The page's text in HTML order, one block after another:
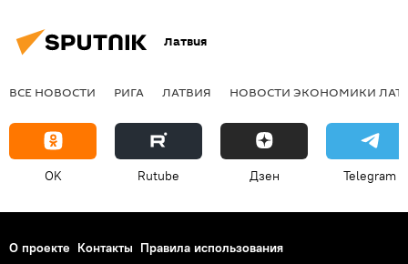
Латвия
ВСЕ НОВОСТИ РИГА ЛАТВИЯ НОВОСТИ ЭКОНОМИКИ
OK Rutube Дзен Telegram
О проекте Контакты Правила использования